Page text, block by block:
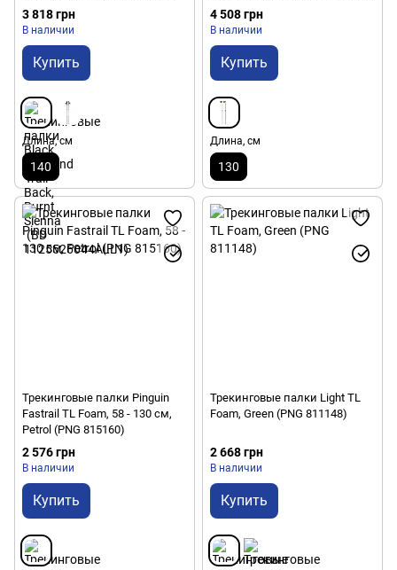
3 818 грн
В наличии
Купить
Длина, см
140
4 508 грн
В наличии
Купить
Длина, см
130
Трекинговые палки Pinguin
Fastrail TL Foam, 58 - 130 см,
Petrol (PNG 815160)
2 576 грн
В наличии
Купить
Трекинговые палки Light TL
Foam, Green (PNG 811148)
2 668 грн
В наличии
Купить